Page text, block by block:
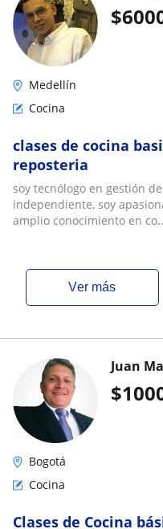
$
Medellín
Cocina
clases de cocina
reposteria
soy tecnólogo en gestión
independiente, soy
amplio conocimiento en
ver más
$
Juan
Bogotá
Cocina
Clases de Cocina